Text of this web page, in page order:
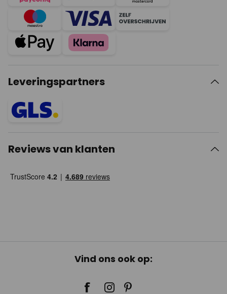
Leveringspartners
Reviews van klanten
Vind ons ook op: